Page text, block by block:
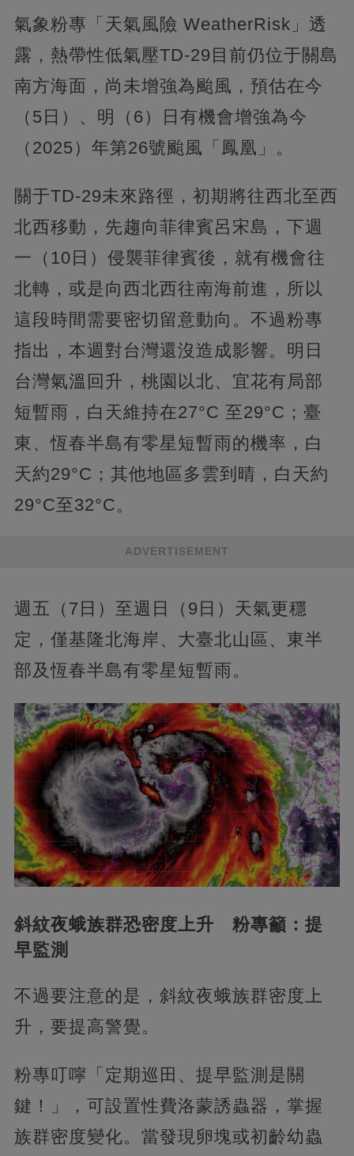
氣象粉專「天氣風險 WeatherRisk」透
露，熱帶性低氣壓TD-29目前仍位于關島
南方海面，尚未增強為颱風，預估在今
（5日）、明（6）日有機會增強為今
（2025）年第26號颱風「鳳凰」。
關于TD-29未來路徑，初期將往西北至西
北西移動，先趨向菲律賓呂宋島，下週
一（10日）侵襲菲律賓後，就有機會往
北轉，或是向西北西往南海前進，所以
這段時間需要密切留意動向。不過粉專
指出，本週對台灣還沒造成影響。明日
台灣氣溫回升，桃園以北、宜花有局部
短暫雨，白天維持在27°C 至29°C；臺
東、恆春半島有零星短暫雨的機率，白
天約29°C；其他地區多雲到晴，白天約
29°C至32°C。
ADVERTISEMENT
週五（7日）至週日（9日）天氣更穩
定，僅基隆北海岸、大臺北山區、東半
部及恆春半島有零星短暫雨。
斜紋夜蛾族群恐密度上升 粉專籲：提
早監測
不過要注意的是，斜紋夜蛾族群密度上
升，要提高警覺。
粉專叮嚀「定期巡田、提早監測是關
鍵！」，可設置性費洛蒙誘蟲器，掌握
族群密度變化。當發現卵塊或初齡幼蟲